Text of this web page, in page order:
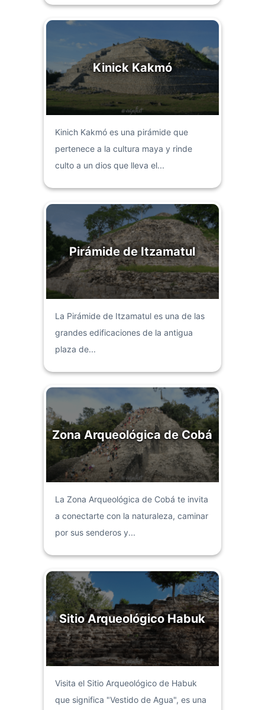
Kinick Kakmó
Kinich Kakmó es una pirámide que
pertenece a la cultura maya y rinde
culto a un dios que lleva el...
Pirámide de Itzamatul
La Pirámide de Itzamatul es una de las
grandes edificaciones de la antigua
plaza de...
Zona Arqueológica de Cobá
La Zona Arqueológica de Cobá te invita
a conectarte con la naturaleza, caminar
por sus senderos y...
Sitio Arqueológico Habuk
Visita el Sitio Arqueológico de Habuk
que significa "Vestido de Agua", es una